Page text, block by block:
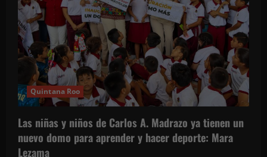
Quintana Roo
Las niñas y niños de Carlos A. Madrazo ya tienen un
nuevo domo para aprender y hacer deporte: Mara
Lezama